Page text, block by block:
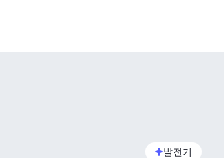
발전기